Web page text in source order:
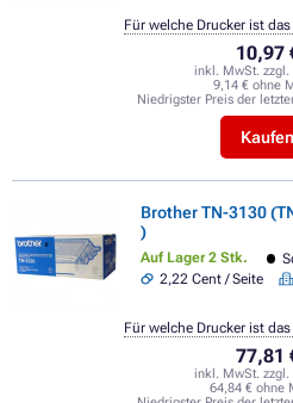
10,97
inkl. MwSt. zzgl.
9,14 € ohne
Niedrigster Preis der
Kaufen
Für welche Drucker ist
Brother TN-3130
)
Auf Lager 2 Stk.
2,22 Cent / Seite
77,81
inkl. MwSt. zzgl.
64,84 € ohne
Für welche Drucker ist